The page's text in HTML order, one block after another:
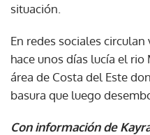
situación.
En redes sociales
hace unos días lucía el
área de Costa del Este
basura que luego
Con información de